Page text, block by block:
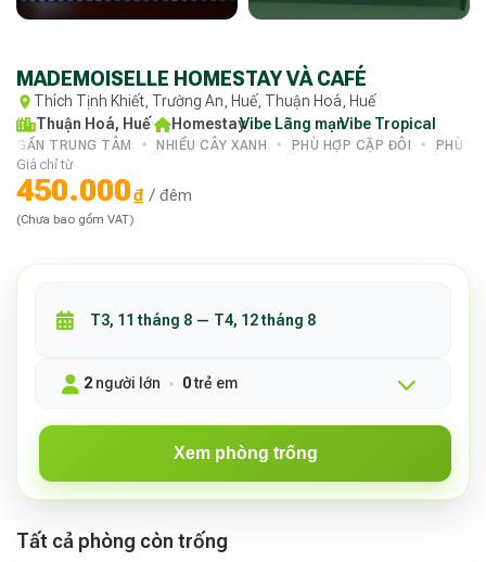
MADEMOISELLE HOMESTAY VÀ CAFÉ
Thích Tịnh Khiết, Trường An, Huế, Thuận Hoá, Huế
Thuận Hoá, Huế· Homestay·
Vibe Lãng mạn·
Vibe Tropical
GẦN TRUNG TÂM NHIỀU CÂY XANH PHÙ HỢP CẶP ĐÔI
PHÙ
Giá chỉ từ
450.000₫ / đêm
(Chưa bao gồm VAT)
2 người lớn 0trẻ em
Xem phòng trống
Tất cả phòng còn trống